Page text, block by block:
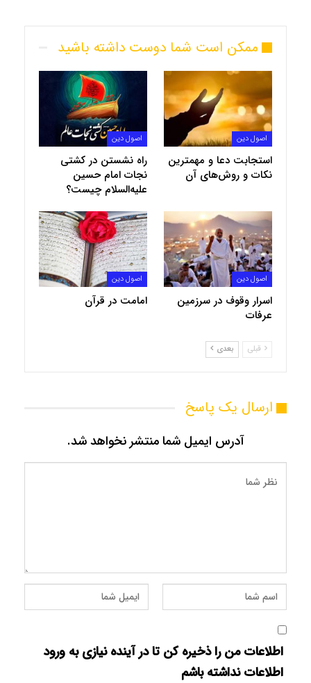
ممکن است شما دوست داشته باشید
اصول دین
استجابت دعا و مهمترین
نکات و روش‌های آن
اصول دین
راه‌ نشستن در کشتی
نجات امام حسین
علیه‌السلام چیست؟
اصول دین
اسرار وقوف در سرزمین
عرفات
اصول دین
امامت در قرآن
قبلی بعدی
ارسال یک پاسخ
آدرس ایمیل شما منتشر نخواهد شد.
اطلاعات من را ذخیره کن تا در آینده نیازی به ورود
اطلاعات نداشته باشم